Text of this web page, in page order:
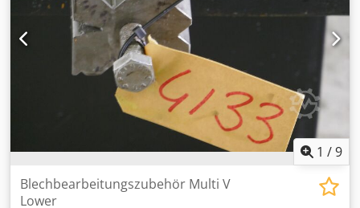
Dementsprechend werden Sie keine Vertretung und
Vertragsbedingungen darstellen.Wir empfehlen Ihnen, alle
wichtigen Details zu überprüfen.
1 /9
Blechbearbeitungszubehör Multi V
Lower